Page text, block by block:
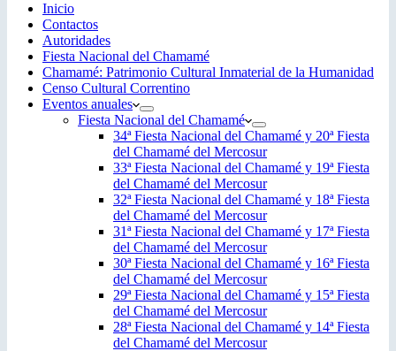
Inicio
Contactos
Autoridades
Fiesta Nacional del Chamamé
Chamamé: Patrimonio Cultural Inmaterial de la Humanidad
Censo Cultural Correntino
Eventos anuales
Fiesta Nacional del Chamamé
34ª Fiesta Nacional del Chamamé y 20ª Fiesta
del Chamamé del Mercosur
33ª Fiesta Nacional del Chamamé y 19ª Fiesta
del Chamamé del Mercosur
32ª Fiesta Nacional del Chamamé y 18ª Fiesta
del Chamamé del Mercosur
31ª Fiesta Nacional del Chamamé y 17ª Fiesta
del Chamamé del Mercosur
30ª Fiesta Nacional del Chamamé y 16ª Fiesta
del Chamamé del Mercosur
29ª Fiesta Nacional del Chamamé y 15ª Fiesta
del Chamamé del Mercosur
28ª Fiesta Nacional del Chamamé y 14ª Fiesta
del Chamamé del Mercosur